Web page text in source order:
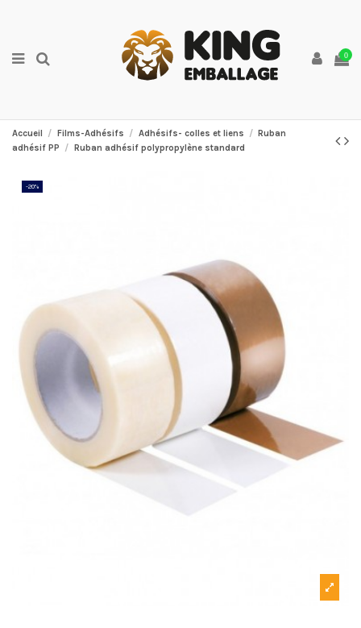
0
Accueil Films-Adhésifs Adhésifs- colles et liens
Ruban
adhésif PP
Ruban adhésif polypropylène standard
-20%